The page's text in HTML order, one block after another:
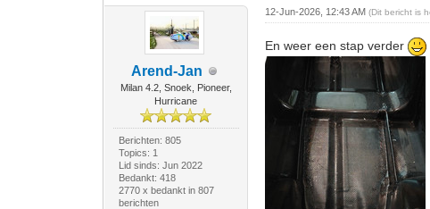
Arend-Jan
Milan 4.2, Snoek, Pioneer,
Hurricane
Berichten: 805
Topics: 1
Lid sinds: Jun 2022
Bedankt: 418
2770 x bedankt in 807
berichten
12-Jun-2026, 12:43 AM(Dit bericht is
En weer een stap verder